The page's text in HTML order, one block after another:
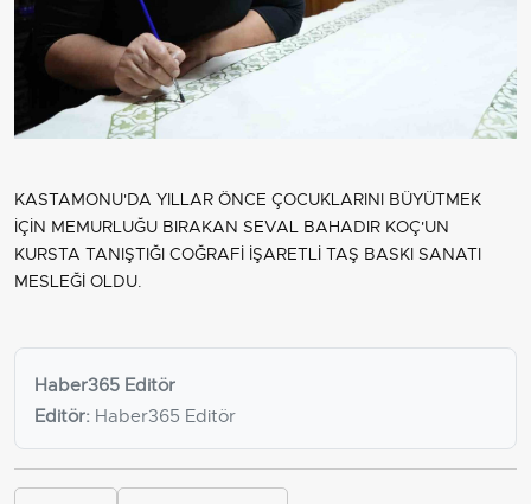
KASTAMONU'DA YILLAR ÖNCE ÇOCUKLARINI BÜYÜTMEK
İÇİN MEMURLUĞU BIRAKAN SEVAL BAHADIR KOÇ'UN
KURSTA TANIŞTIĞI COĞRAFİ İŞARETLİ TAŞ BASKI SANATI
MESLEĞİ OLDU.
Haber365 Editör
Editör: Haber365 Editör